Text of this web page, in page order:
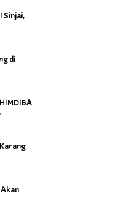
Sinjai,
di